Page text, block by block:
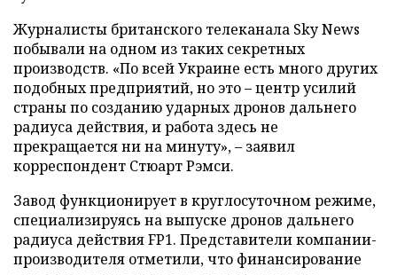
Журналисты британского телеканала Sky News
побывали на одном из таких секретных
производств. «По всей Украине есть много других
подобных предприятий, но это – центр усилий
страны по созданию ударных дронов дальнего
радиуса действия, и работа здесь не
прекращается ни на минуту», – заявил
корреспондент Стюарт Рэмси.
Завод функционирует в круглосуточном режиме,
специализируясь на выпуске дронов дальнего
радиуса действия FP1. Представители компании-
производителя отметили, что финансирование